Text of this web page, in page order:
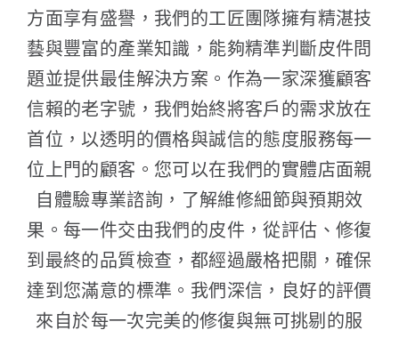
方面享有盛譽，我們的工匠團隊擁有精湛技
藝與豐富的產業知識，能夠精準判斷皮件問
題並提供最佳解決方案。作為一家深獲顧客
信賴的老字號，我們始終將客戶的需求放在
首位，以透明的價格與誠信的態度服務每一
位上門的顧客。您可以在我們的實體店面親
自體驗專業諮詢，了解維修細節與預期效
果。每一件交由我們的皮件，從評估、修復
到最終的品質檢查，都經過嚴格把關，確保
達到您滿意的標準。我們深信，良好的評價
來自於每一次完美的修復與無可挑剔的服